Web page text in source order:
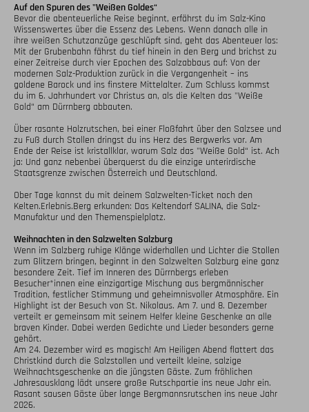
Auf den Spuren des "Weißen Goldes“
Bevor die abenteuerliche Reise beginnt, erfährst du im Salz-Kino
Wissenswertes über die Essenz des Lebens. Wenn danach alle in
ihre weißen Schutzanzüge geschlüpft sind, geht das Abenteuer los:
Mit der Grubenbahn fährst du tief hinein in den Berg und brichst zu
einer Zeitreise durch vier Epochen des Salzabbaus auf: Von der
modernen Salz-Produktion zurück in die Vergangenheit – ins
goldene Barock und ins finstere Mittelalter. Zum Schluss kommst
du im 6. Jahrhundert vor Christus an, als die Kelten das "Weiße
Gold“ am Dürrnberg abbauten.
Über rasante Holzrutschen, bei einer Floßfahrt über den Salzsee und
zu Fuß durch Stollen dringst du ins Herz des Bergwerks vor. Am
Ende der Reise ist kristallklar, warum Salz das "Weiße Gold“ ist. Ach
ja: Und ganz nebenbei überquerst du die einzige unterirdische
Staatsgrenze zwischen Österreich und Deutschland.
Ober Tage kannst du mit deinem Salzwelten-Ticket noch den
Kelten.Erlebnis.Berg erkunden: Das Keltendorf SALINA, die Salz-
Manufaktur und den Themenspielplatz.
Weihnachten in den Salzwelten Salzburg
Wenn im Salzberg ruhige Klänge widerhallen und Lichter die Stollen
zum Glitzern bringen, beginnt in den Salzwelten Salzburg eine ganz
besondere Zeit. Tief im Inneren des Dürrnbergs erleben
Besucher*innen eine einzigartige Mischung aus bergmännischer
Tradition, festlicher Stimmung und geheimnisvoller Atmosphäre. Ein
Highlight ist der Besuch von St. Nikolaus. Am 7. und 8. Dezember
verteilt er gemeinsam mit seinem Helfer kleine Geschenke an alle
braven Kinder. Dabei werden Gedichte und Lieder besonders gerne
gehört.
Am 24. Dezember wird es magisch! Am Heiligen Abend flattert das
Christkind durch die Salzstollen und verteilt kleine, salzige
Weihnachtsgeschenke an die jüngsten Gäste. Zum fröhlichen
Jahresausklang lädt unsere große Rutschpartie ins neue Jahr ein.
Rasant sausen Gäste über lange Bergmannsrutschen ins neue Jahr
2026.